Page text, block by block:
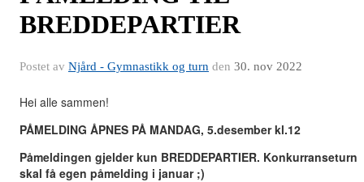
BREDDEPARTIER
Postet av Njård - Gymnastikk og turn den 30. nov 2022
Hei alle sammen!
PÅMELDING ÅPNES PÅ MANDAG, 5.desember kl.12
Påmeldingen gjelder kun BREDDEPARTIER. Konkurranseturn
skal få egen påmelding i januar ;)